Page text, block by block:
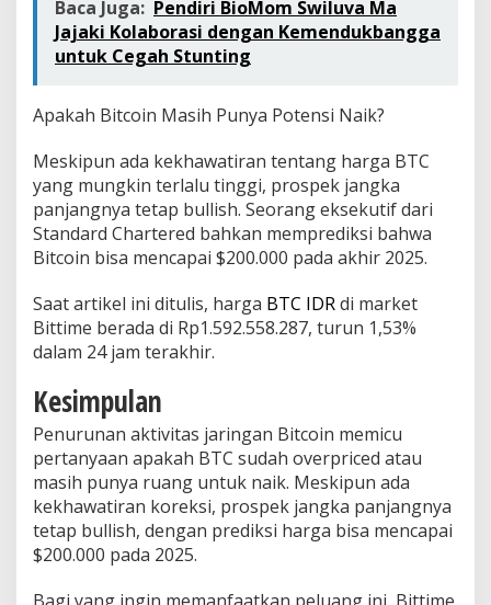
Baca Juga: Pendiri BioMom Swiluva Ma
Jajaki Kolaborasi dengan Kemendukbangga
untuk Cegah Stunting
Apakah Bitcoin Masih Punya Potensi Naik?
Meskipun ada kekhawatiran tentang harga BTC
yang mungkin terlalu tinggi, prospek jangka
panjangnya tetap bullish. Seorang eksekutif dari
Standard Chartered bahkan memprediksi bahwa
Bitcoin bisa mencapai $200.000 pada akhir 2025.
Saat artikel ini ditulis, harga BTC IDRdi market
Bittime berada di Rp1.592.558.287, turun 1,53%
dalam 24 jam terakhir.
Kesimpulan
Penurunan aktivitas jaringan Bitcoin memicu
pertanyaan apakah BTC sudah overpriced atau
masih punya ruang untuk naik. Meskipun ada
kekhawatiran koreksi, prospek jangka panjangnya
tetap bullish, dengan prediksi harga bisa mencapai
$200.000 pada 2025.